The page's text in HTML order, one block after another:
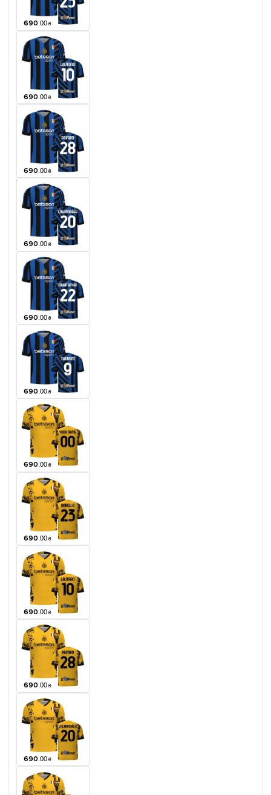
690. 00 ₴
690. 00 ₴
690. 00 ₴
690. 00 ₴
690. 00 ₴
690. 00 ₴
690. 00 ₴
690. 00 ₴
690. 00 ₴
690. 00 ₴
690. 00 ₴